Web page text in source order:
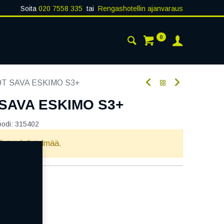
Soita 020 7558 335 tai Rengashotellin ajanvaraus
0
SAVA ESKIMO S3+
ESKIMO S3+
315402
yhdistelmää.